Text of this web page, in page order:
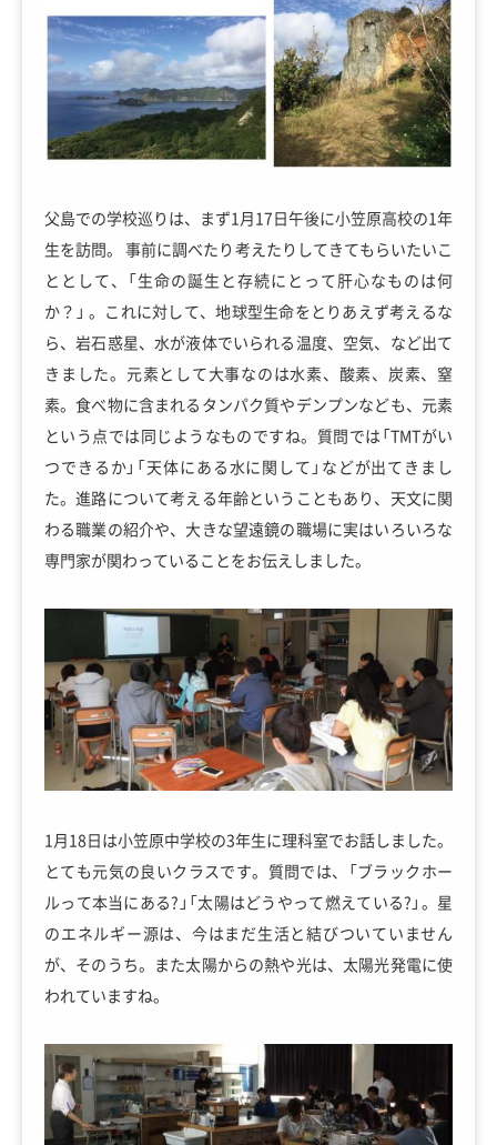
父島での学校巡りは、まず1月17日午後に小笠原高校の1年
生を訪問。 事前に調べたり考えたりしてきてもらいたいこ
ととして、「生命の誕生と存続にとって肝心なものは何
か？」 。これに対して、地球型生命をとりあえず考えるな
ら、岩石惑星、水が液体でいられる温度、空気、など出て
きました。元素として大事なのは水素、酸素、炭素、窒
素。食べ物に含まれるタンパク質やデンプンなども、元素
という点では同じようなものですね。質問では「TMTがい
つできるか」「天体にある水に関して」などが出てきまし
た。進路について考える年齢ということもあり、天文に関
わる職業の紹介や、大きな望遠鏡の職場に実はいろいろな
専門家が関わっていることをお伝えしました。
1月18日は小笠原中学校の3年生に理科室でお話しました。
とても元気の良いクラスです。質問では、「ブラックホー
ルって本当にある?」「太陽はどうやって燃えている?」。星
のエネルギー源は、今はまだ生活と結びついていません
が、そのうち。また太陽からの熱や光は、太陽光発電に使
われていますね。